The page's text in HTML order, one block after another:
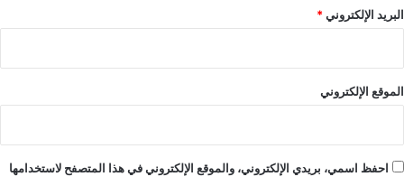
البريد الإلكتروني*
الموقع الإلكتروني
احفظ اسمي، بريدي الإلكتروني، والموقع الإلكتروني في هذا المتصفح لاستخدامها